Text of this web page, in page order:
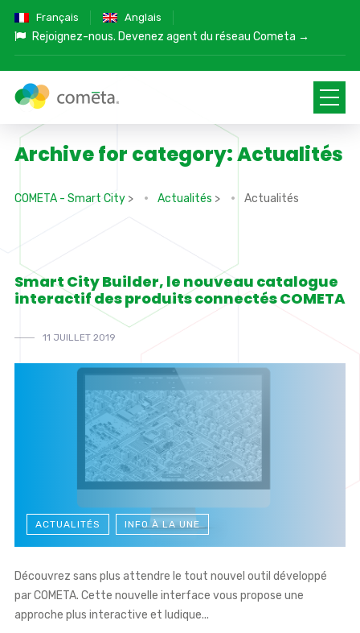
Français Anglais
Rejoignez-nous. Devenez agent du réseau Cometa →
Archive for category: Actualités
COMETA - Smart City> Actualités > Actualités
Smart City Builder, le nouveau catalogue
interactif des produits connectés COMETA
11 JUILLET 2019
ACTUALITÉS INFO À LA UNE
Découvrez sans plus attendre le tout nouvel outil développé
par COMETA. Cette nouvelle interface vous propose une
approche plus interactive et ludique...